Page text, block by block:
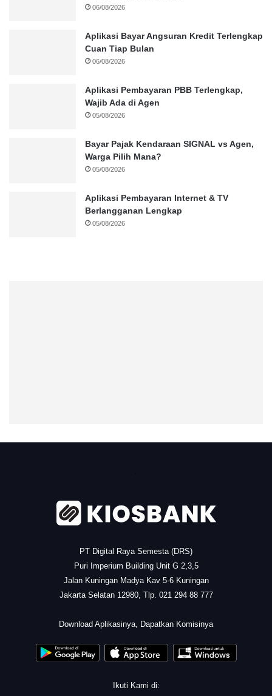
06/08/2026
Aplikasi Bayar Angsuran Kredit Terlengkap
Cuan Tiap Bulan
06/08/2026
Aplikasi Pembayaran PBB Terlengkap,
Wajib Ada di Agen
05/08/2026
Bayar Pajak Kendaraan SIGNAL vs Agen,
Warga Pilih Mana?
05/08/2026
Aplikasi Pembayaran Internet & TV
Berlangganan Lengkap
05/08/2026
PT Digital Raya Semesta (DRS)
Puri Imperium Building Unit G 2,3,5
Jalan Kuningan Madya Kav 5-6 Kuningan
Jakarta Selatan 12980, Tlp. 021 294 88 777
Download Aplikasinya, Dapatkan Komisinya
Ikuti Kami di: